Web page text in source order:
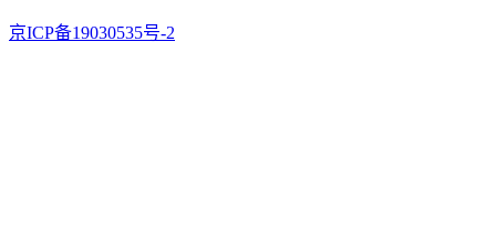
京ICP备19030535号-2